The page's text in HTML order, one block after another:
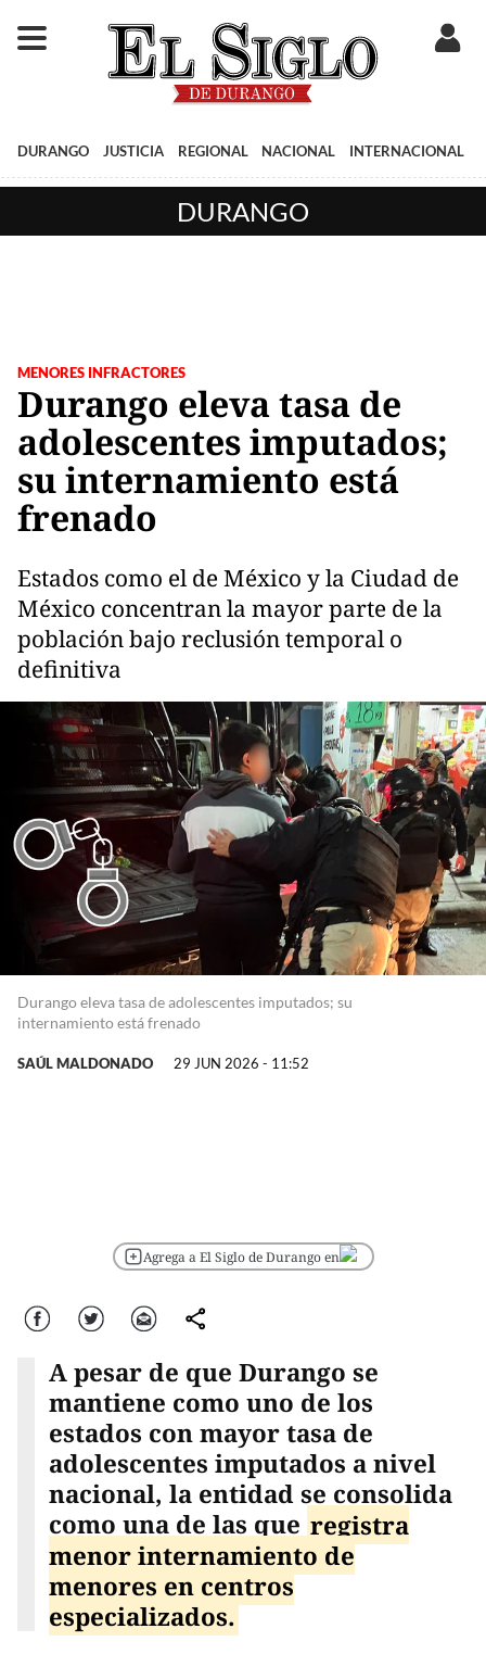
DURANGO JUSTICIA REGIONAL NACIONAL INTERNACIONAL
DURANGO
MENORES INFRACTORES
Durango eleva tasa de
adolescentes imputados;
su internamiento está
frenado
Estados como el de México y la Ciudad de
México concentran la mayor parte de la
población bajo reclusión temporal o
definitiva
Durango eleva tasa de adolescentes imputados; su
internamiento está frenado
SAÚL MALDONADO 29 JUN 2026 - 11:52
Agrega a El Siglo de Durango en
Facebook Twitter Correo comparte
A pesar de que Durango se
mantiene como uno de los
estados con mayor tasa de
adolescentes imputados a nivel
nacional, la entidad se consolida
como una de las que registra
menor internamiento de
menores en centros
especializados.